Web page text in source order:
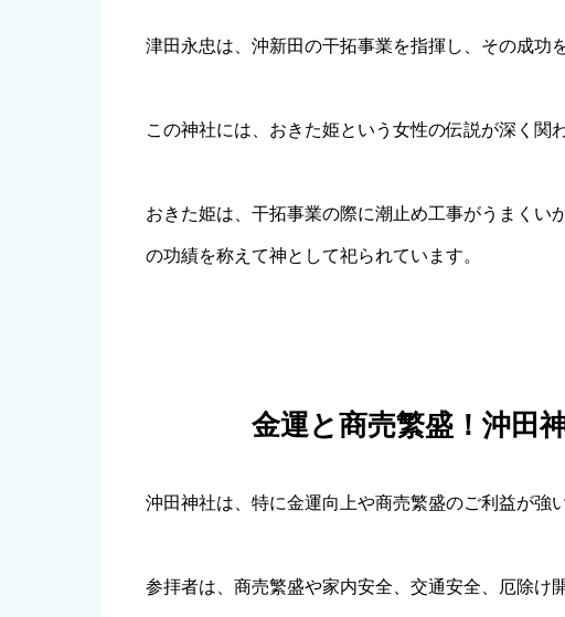
津田永忠は、沖新田の干拓事業を指揮し、その成功
この神社には、おきた姫という女性の伝説が深く関
おきた姫は、干拓事業の際に潮止め工事がうまくい
の功績を称えて神として祀られています。
金運と商売繁盛！沖田
沖田神社は、特に金運向上や商売繁盛のご利益が強
参拝者は、商売繁盛や家内安全、交通安全、厄除け